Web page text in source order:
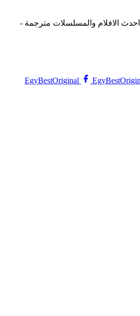
الافلام والمسلسلات مترجمة -
EgyBestOriginal